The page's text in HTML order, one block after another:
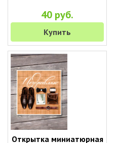
40 руб.
Купить
Открытка миниатюрная